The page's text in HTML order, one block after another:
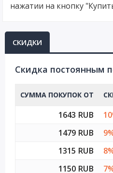
нажатии на кнопку
СКИДКИ
Cкидка постоянным
СУММА ПОКУПОК ОТ
1643 RUB
1479 RUB
1315 RUB
1150 RUB